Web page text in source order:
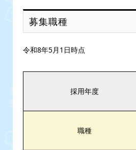
募集職種
令和8年5月1日時点
採用年度
職種